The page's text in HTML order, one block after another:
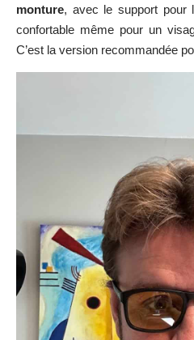
monture, avec le support pour
confortable même pour un
C’est la version recommandée